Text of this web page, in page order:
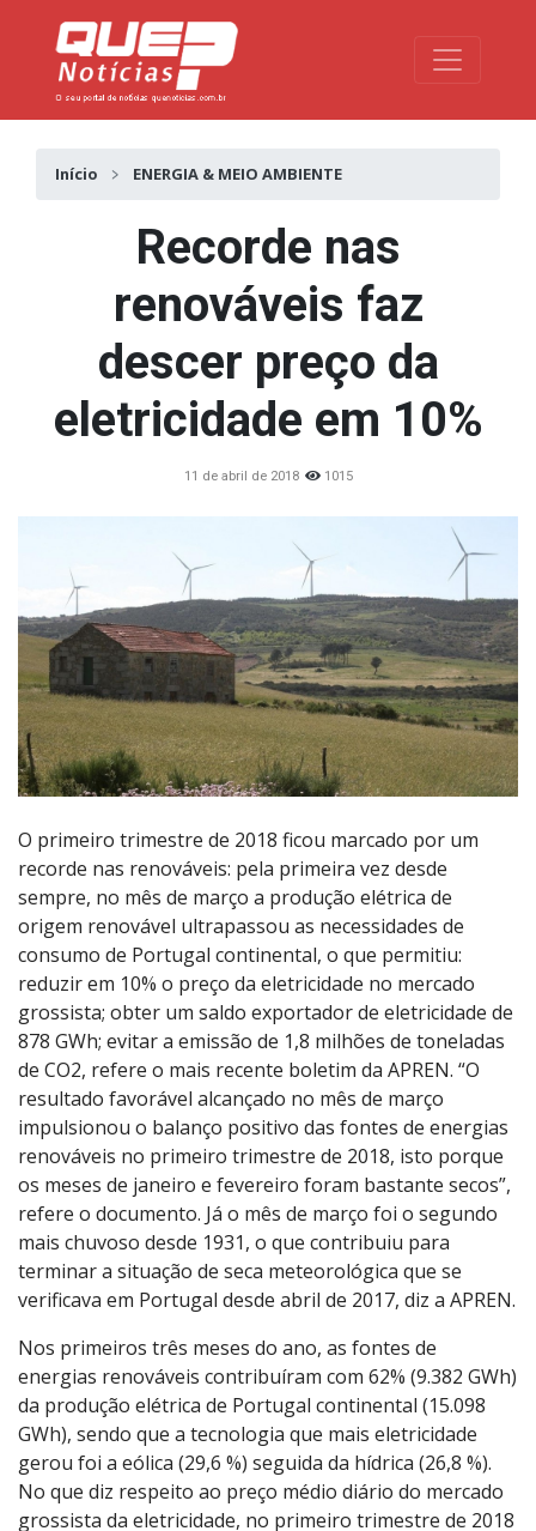
Toggle
Início ENERGIA & MEIO AMBIENTE
Recorde nas
renováveis faz
descer preço da
eletricidade em 10%
11 de abril de 2018 1015
O primeiro trimestre de 2018 ficou marcado por um
recorde nas renováveis: pela primeira vez desde
sempre, no mês de março a produção elétrica de
origem renovável ultrapassou as necessidades de
consumo de Portugal continental, o que permitiu:
reduzir em 10% o preço da eletricidade no mercado
grossista; obter um saldo exportador de eletricidade de
878 GWh; evitar a emissão de 1,8 milhões de toneladas
de CO2, refere o mais recente boletim da APREN. “O
resultado favorável alcançado no mês de março
impulsionou o balanço positivo das fontes de energias
renováveis no primeiro trimestre de 2018, isto porque
os meses de janeiro e fevereiro foram bastante secos”,
refere o documento. Já o mês de março foi o segundo
mais chuvoso desde 1931, o que contribuiu para
terminar a situação de seca meteorológica que se
verificava em Portugal desde abril de 2017, diz a APREN.
Nos primeiros três meses do ano, as fontes de
energias renováveis contribuíram com 62% (9.382 GWh)
da produção elétrica de Portugal continental (15.098
GWh), sendo que a tecnologia que mais eletricidade
gerou foi a eólica (29,6 %) seguida da hídrica (26,8 %).
No que diz respeito ao preço médio diário do mercado
grossista da eletricidade, no primeiro trimestre de 2018